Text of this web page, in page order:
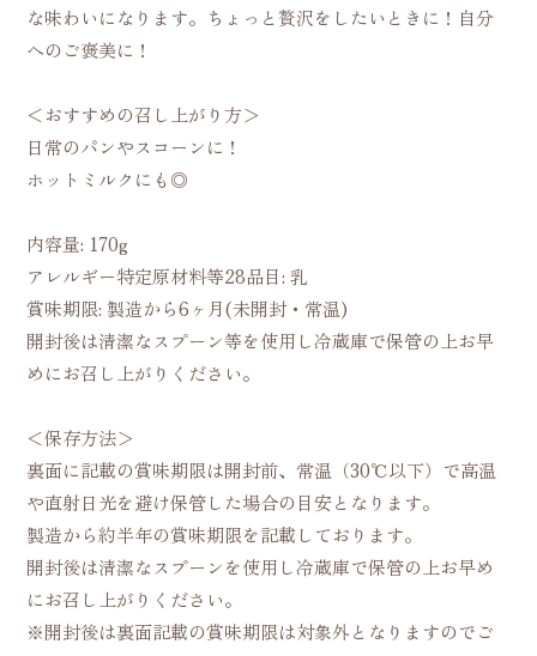
な味わいになります。ちょっと贅沢をしたいときに！自分
へのご褒美に！
＜おすすめの召し上がり方＞
日常のパンやスコーンに！
ホットミルクにも◎
内容量: 170g
アレルギー特定原材料等28品目: 乳
賞味期限: 製造から6ヶ月(未開封・常温)
開封後は清潔なスプーン等を使用し冷蔵庫で保管の上お早
めにお召し上がりください。
＜保存方法＞
裏面に記載の賞味期限は開封前、常温（30℃以下）で高温
や直射日光を避け保管した場合の目安となります。
製造から約半年の賞味期限を記載しております。
開封後は清潔なスプーンを使用し冷蔵庫で保管の上お早め
にお召し上がりください。
※開封後は裏面記載の賞味期限は対象外となりますのでご